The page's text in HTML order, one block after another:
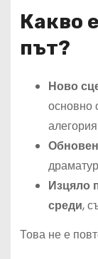
Какво
път?
Ново
основно
Изцяло
среди,
Това не е